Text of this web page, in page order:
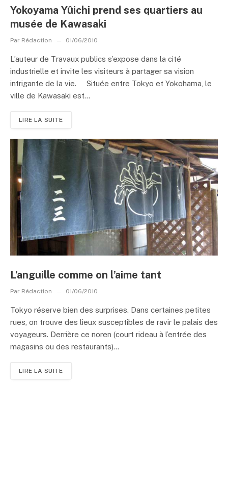
Yokoyama Yûichi prend ses quartiers au
musée de Kawasaki
Par Rédaction 01/06/2010
L’auteur de Travaux publics s’expose dans la cité
industrielle et invite les visiteurs à partager sa vision
intrigante de la vie. Située entre Tokyo et Yokohama, le
ville de Kawasaki est...
LIRE LA SUITE
L’anguille comme on l’aime tant
Par Rédaction 01/06/2010
Tokyo réserve bien des surprises. Dans certaines petites
rues, on trouve des lieux susceptibles de ravir le palais des
voyageurs. Derrière ce noren (court rideau à l’entrée des
magasins ou des restaurants)...
LIRE LA SUITE